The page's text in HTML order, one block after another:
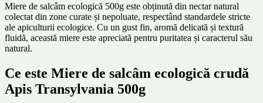
Miere de salcâm ecologică 500g este obținută din nectar natural
colectat din zone curate și nepoluate, respectând standardele stricte
ale apiculturii ecologice. Cu un gust fin, aromă delicată și textură
fluidă, această miere este apreciată pentru puritatea și caracterul său
natural.
Ce este Miere de salcâm ecologică crudă
Apis Transylvania 500g